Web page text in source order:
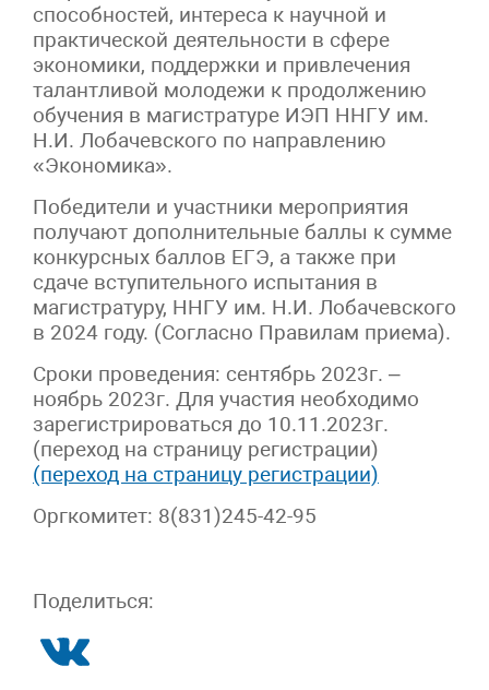
способностей, интереса к научной и
практической деятельности в сфере
экономики, поддержки и привлечения
талантливой молодежи к продолжению
обучения в магистратуре ИЭП ННГУ им.
Н.И. Лобачевского по направлению
«Экономика».
Победители и участники мероприятия
получают дополнительные баллы к сумме
конкурсных баллов ЕГЭ, а также при
сдаче вступительного испытания в
магистратуру, ННГУ им. Н.И. Лобачевского
в 2024 году. (Согласно Правилам приема).
Сроки проведения: сентябрь 2023г. –
ноябрь 2023г. Для участия необходимо
зарегистрироваться до 10.11.2023г.
(переход на страницу регистрации)
(переход на страницу регистрации)
Оргкомитет: 8(831)245-42-95
Поделиться: